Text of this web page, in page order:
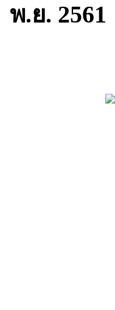
พ.ย. 2561